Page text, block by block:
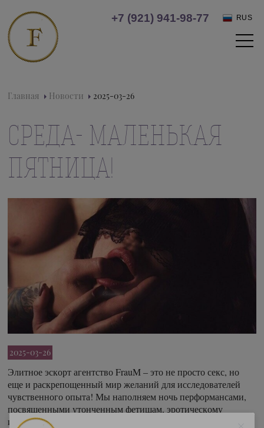
+7 (921) 941-98-77 RUS
Главная Новости 2025-03-26
СРЕДА- МАЛЕНЬКАЯ
ПЯТНИЦА!
2025-03-26
Элитное эскорт агентство FrauM – это не просто секс, но
еще и раскрепощенный мир желаний для исследователей
чувственного опыта! Мы наполняем ночь перформансами,
посвященными утонченным фетишам, эротическому
искусству и БДСМ!